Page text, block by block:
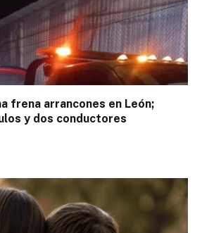
frena arrancones en León;
y dos conductores